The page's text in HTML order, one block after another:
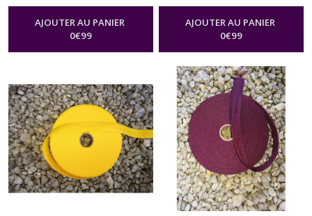
AJOUTER AU PANIER
0€99
AJOUTER AU PANIER
0€99